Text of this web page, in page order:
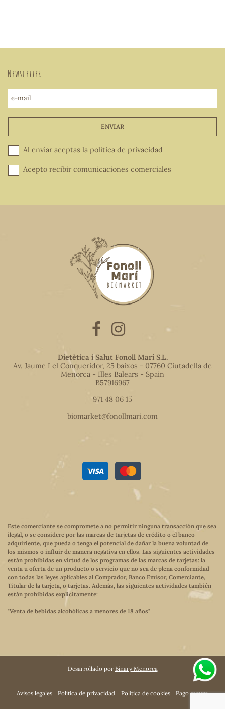
Newsletter
e-mail
ENVIAR
Al enviar aceptas la política de privacidad
Acepto recibir comunicaciones comerciales
Dietètica i Salut Fonoll Marí S.L.
Av. Jaume I el Conqueridor, 25 baixos - 07760 Ciutadella de
Menorca - Illes Balears - Spain
B57916967
971 48 06 15
biomarket@fonollmari.com
Este comerciante se compromete a no permitir ninguna transacción que sea
ilegal, o se considere por las marcas de tarjetas de crédito o el banco
adquiriente, que pueda o tenga el potencial de dañar la buena voluntad de
los mismos o influir de manera negativa en ellos. Las siguientes actividades
están prohibidas en virtud de los programas de las marcas de tarjetas: la
venta u oferta de un producto o servicio que no sea de plena conformidad
con todas las leyes aplicables al Comprador, Banco Emisor, Comerciante,
Titular de la tarjeta, o tarjetas. Además, las siguientes actividades también
están prohibidas explícitamente:
"Venta de bebidas alcohólicas a menores de 18 años"
Desarrollado por Binary Menorca
Avisos legales Política de privacidad Política de cookies Pago seguro